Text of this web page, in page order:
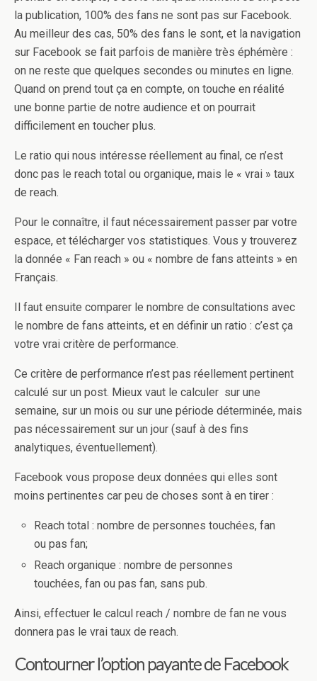
la publication, 100% des fans ne sont pas sur Facebook.
Au meilleur des cas, 50% des fans le sont, et la navigation
sur Facebook se fait parfois de manière très éphémère :
on ne reste que quelques secondes ou minutes en ligne.
Quand on prend tout ça en compte, on touche en réalité
une bonne partie de notre audience et on pourrait
difficilement en toucher plus.
Le ratio qui nous intéresse réellement au final, ce n’est
donc pas le reach total ou organique, mais le « vrai » taux
de reach.
Pour le connaître, il faut nécessairement passer par votre
espace, et télécharger vos statistiques. Vous y trouverez
la donnée « Fan reach » ou « nombre de fans atteints » en
Français.
Il faut ensuite comparer le nombre de consultations avec
le nombre de fans atteints, et en définir un ratio : c’est ça
votre vrai critère de performance.
Ce critère de performance n’est pas réellement pertinent
calculé sur un post. Mieux vaut le calculer sur une
semaine, sur un mois ou sur une période déterminée, mais
pas nécessairement sur un jour (sauf à des fins
analytiques, éventuellement).
Facebook vous propose deux données qui elles sont
moins pertinentes car peu de choses sont à en tirer :
Reach total : nombre de personnes touchées, fan
ou pas fan;
Reach organique : nombre de personnes
touchées, fan ou pas fan, sans pub.
Ainsi, effectuer le calcul reach / nombre de fan ne vous
donnera pas le vrai taux de reach.
Contourner l’option payante de Facebook